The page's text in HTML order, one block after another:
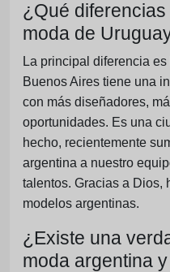
¿Qué
moda de
La principal diferencia
Buenos Aires tiene una
con más diseñadores,
oportunidades. Es una
hecho, recientemente
argentina a nuestro
talentos. Gracias a Dios,
modelos argentinas.
¿Existe una
moda argentina